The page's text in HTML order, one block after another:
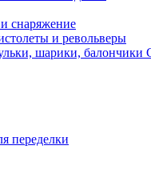
снаряжение
и револьверы
шарики, балончики
переделки